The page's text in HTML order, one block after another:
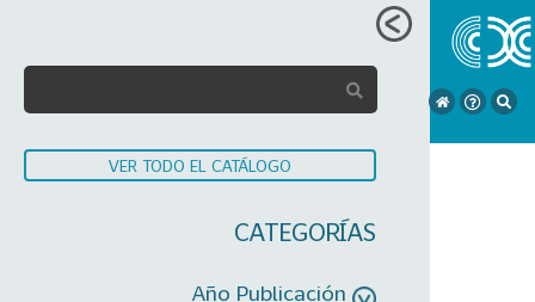
VER TODO EL CATÁLOGO
CATEGORÍAS
Año Publicación